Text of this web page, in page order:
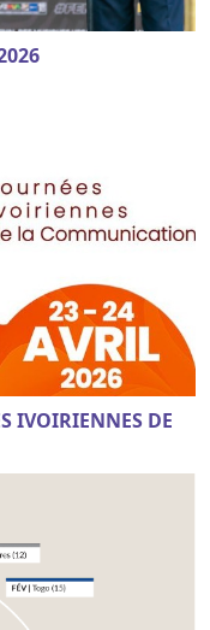
IVOIRIENNES DE